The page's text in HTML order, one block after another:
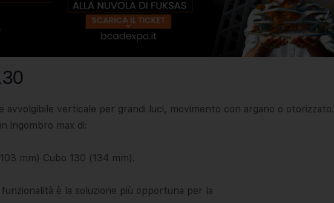
verticale per grandi luci, movimento con argano o otorizzato.
ingombro max di:
mm) Cubo 130 (134 mm).
è la soluzione più opportuna per la